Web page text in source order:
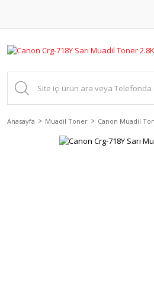
Anasayfa Muadil Toner Canon Muadil